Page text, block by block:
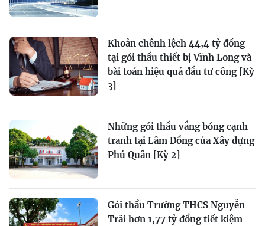
Khoản chênh lệch 44,4 tỷ đồng
tại gói thầu thiết bị Vĩnh Long và
bài toán hiệu quả đầu tư công [Kỳ
3]
Những gói thầu vắng bóng cạnh
tranh tại Lâm Đồng của Xây dựng
Phú Quân [Kỳ 2]
Gói thầu Trường THCS Nguyễn
Trãi hơn 1,77 tỷ đồng tiết kiệm